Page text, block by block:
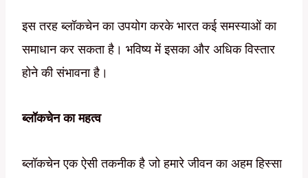
इस तरह ब्लॉकचेन का उपयोग करके भारत कई समस्याओं का
समाधान कर सकता है। भविष्य में इसका और अधिक विस्तार
होने की संभावना है।
ब्लॉकचेन का महत्व
ब्लॉकचेन एक ऐसी तकनीक है जो हमारे जीवन का अहम हिस्सा